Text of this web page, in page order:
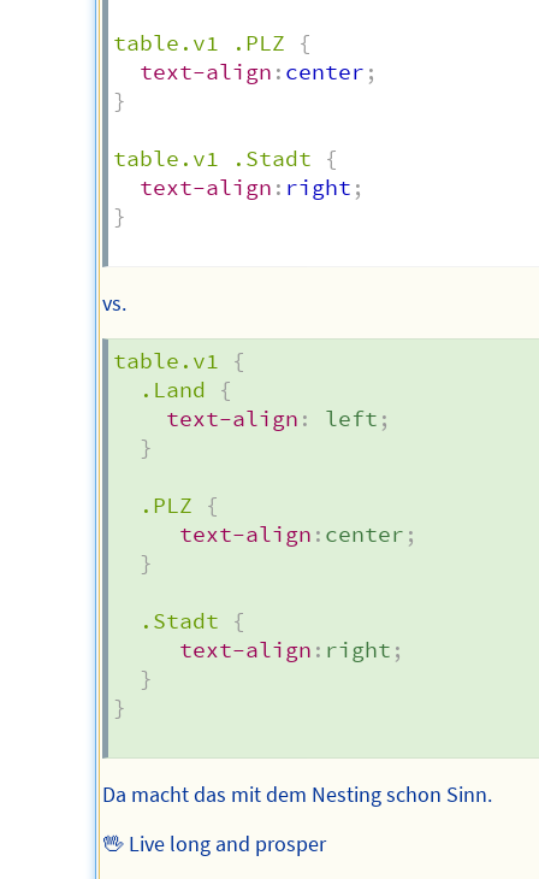
table.v1 .PLZ
{
text-align : center ;
}
table.v1 .Stadt
{
text-align : right ;
}
vs.
table.v1
{
.Land
{
text-align : left ;
}
.PLZ
{
text-align : center ;
}
.Stadt
{
text-align : right ;
}
}
Da macht das mit dem Nesting schon Sinn.
🖖 Live long and prosper